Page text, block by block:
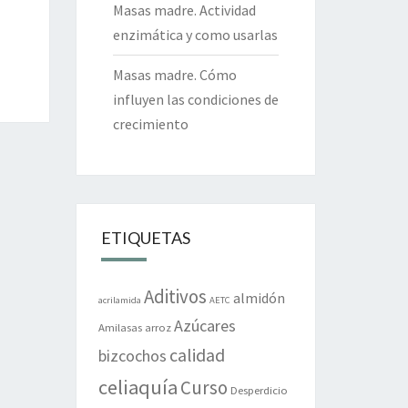
Masas madre. Actividad
enzimática y como usarlas
Masas madre. Cómo
influyen las condiciones de
crecimiento
ETIQUETAS
acrilamida Aditivos AETC almidón
Amilasas arroz Azúcares
bizcochos calidad
celiaquíaCurso Desperdicio